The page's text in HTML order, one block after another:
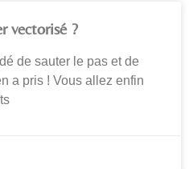
vectorisé ?
de sauter le pas et de
a pris ! Vous allez enfin